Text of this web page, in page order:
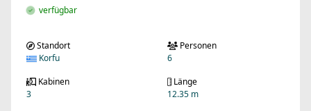
verfügbar
Standort
Korfu
Personen
6
Kabinen
3
Länge
12.35 m